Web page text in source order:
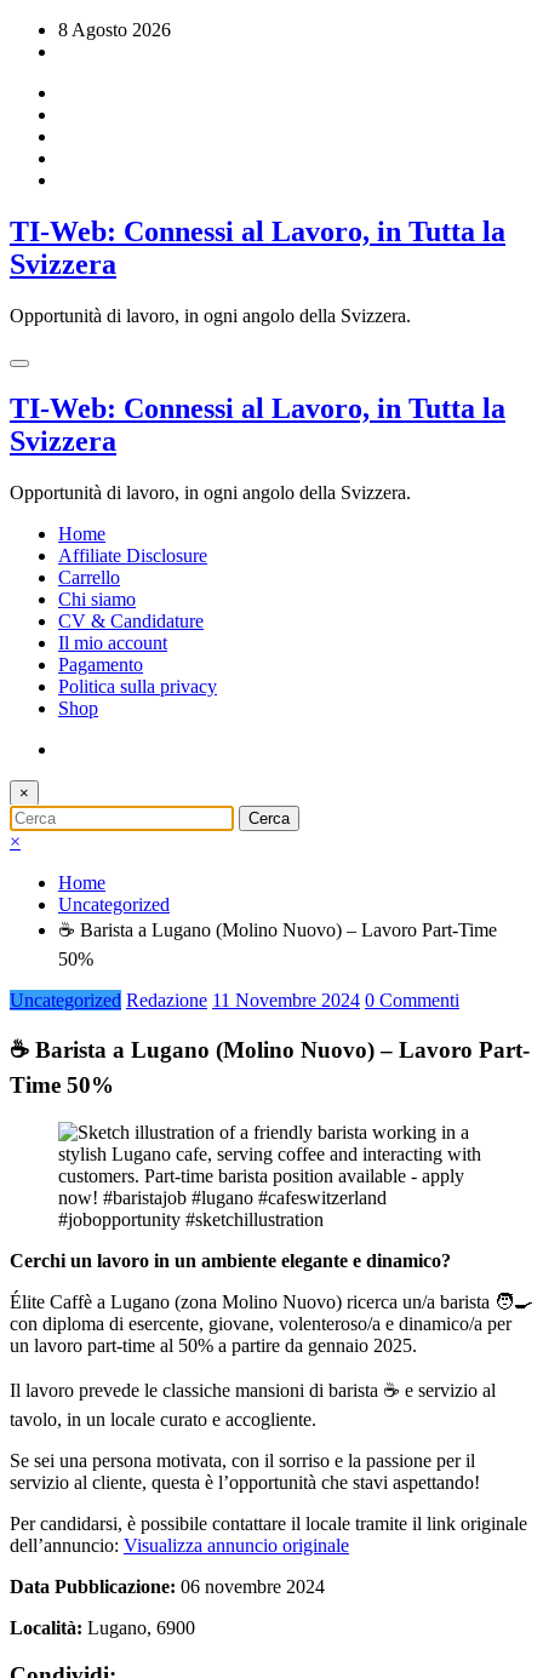
8 Agosto 2026
TI-Web: Connessi al Lavoro, in Tutta la
Svizzera
Opportunità di lavoro, in ogni angolo della Svizzera.
TI-Web: Connessi al Lavoro, in Tutta la
Svizzera
Opportunità di lavoro, in ogni angolo della Svizzera.
Home
Affiliate Disclosure
Carrello
Chi siamo
CV & Candidature
Il mio account
Pagamento
Politica sulla privacy
Shop
×
×
Home
Uncategorized
☕ Barista a Lugano (Molino Nuovo) – Lavoro Part-Time
50%
Uncategorized Redazione 11 Novembre 2024 0 Commenti
☕ Barista a Lugano (Molino Nuovo) – Lavoro Part-
Time 50%
Cerchi un lavoro in un ambiente elegante e dinamico?
Élite Caffè a Lugano (zona Molino Nuovo) ricerca un/a barista 🧑‍🍳
con diploma di esercente, giovane, volenteroso/a e dinamico/a per
un lavoro part-time al 50% a partire da gennaio 2025.
Il lavoro prevede le classiche mansioni di barista ☕ e servizio al
tavolo, in un locale curato e accogliente.
Se sei una persona motivata, con il sorriso e la passione per il
servizio al cliente, questa è l’opportunità che stavi aspettando!
Per candidarsi, è possibile contattare il locale tramite il link originale
dell’annuncio: Visualizza annuncio originale
Data Pubblicazione: 06 novembre 2024
Località: Lugano, 6900